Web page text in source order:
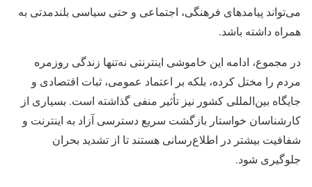
می‌تواند پیامدهای فرهنگی، اجتماعی و حتی سیاسی بلندمدتی به
همراه داشته باشد.
در مجموع، ادامه این خاموشی اینترنتی نه‌تنها زندگی روزمره
مردم را مختل کرده، بلکه بر اعتماد عمومی، ثبات اقتصادی و
جایگاه بین‌المللی کشور نیز تأثیر منفی گذاشته است. بسیاری از
کارشناسان خواستار بازگشت سریع دسترسی آزاد به اینترنت و
شفافیت بیشتر در اطلاع‌رسانی هستند تا از تشدید بحران
جلوگیری شود.